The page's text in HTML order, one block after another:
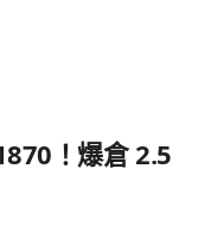
！爆倉 2.5